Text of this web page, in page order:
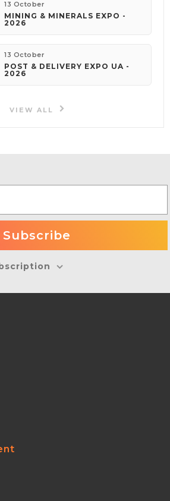
13 October
MINING & MINERALS EXPO -
2026
13 October
POST & DELIVERY EXPO UA -
2026
VIEW ALL